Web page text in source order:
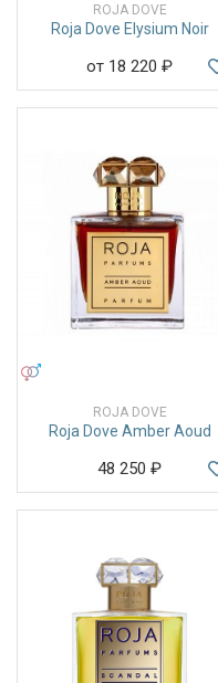
ROJA DOVE
Roja Dove Elysium Noir
от 18 220 ₽
ROJA DOVE
Roja Dove Amber Aoud
48 250 ₽